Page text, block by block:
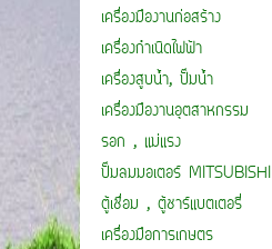
เครื่องมืองานก่อสร้าง
เครื่องกำเนิดไฟฟ้า
เครื่องสูบน้ำ, ปั๊มน้ำ
เครื่องมืองานอุตสาหกรรม
รอก , แม่แรง
ปั๊มลมมอเตอร์ MITSUBISHI
ตู้เชื่อม , ตู้ชาร์แบตเตอรี่
เครื่องมือการเกษตร